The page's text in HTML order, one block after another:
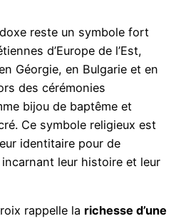
reste un symbole fort
d’Europe de l’Est,
Géorgie, en Bulgarie et en
des cérémonies
bijou de baptême et
Ce symbole religieux est
identitaire pour de
leur histoire et leur
rappelle la richesse d’une